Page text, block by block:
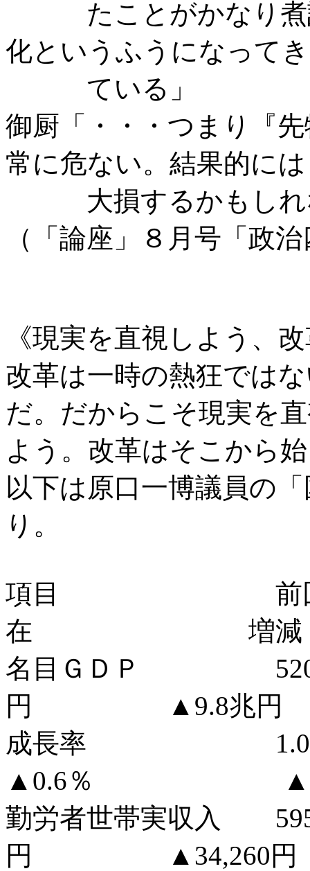
たことがかなり煮詰
化というふうになってき
ている」
御厨「・・・つまり『
常に危ない。結果的には
大損するかもしれ
（「論座」８月号「政
《現実を直視しよう、
改革は一時の熱狂では
だ。だからこそ現実を
よう。改革はそこから
以下は原口一博議員の
り。
項目 前回
在 増減
名目ＧＤＰ
円 ▲9.8兆円
成長率
▲0.6％ ▲1.6
勤労者世帯実収入
円 ▲34,260円